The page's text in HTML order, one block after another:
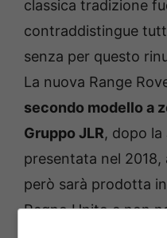
classica tradizione
contraddistingue
senza per questo
La nuova Range
secondo modello a
Gruppo JLR, dopo la
presentata nel
però sarà prodotta
Regno Unito e non